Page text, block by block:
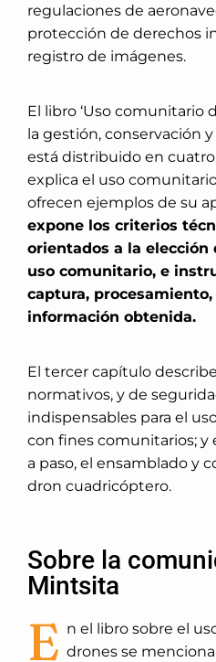
regulaciones de
protección de derechos
registro de imágenes.
El libro ‘Uso comunitario
la gestión, conservación
está distribuido en
explica el uso
ofrecen ejemplos de su
expone los criterios
orientados a la elección
uso comunitario, e
captura,
información obtenida.
El tercer capítulo
normativos, y de
indispensables para el
con fines comunitarios; y
a paso, el ensamblado y
dron cuadricóptero.
Sobre la
Mintsita
E n el libro sobre el
drones se